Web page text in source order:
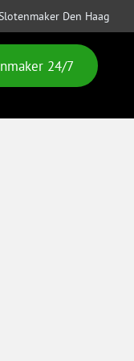
Den Haag
24/7